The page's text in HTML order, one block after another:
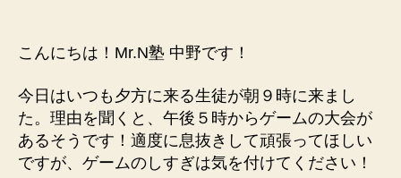
こんにちは！Mr.N塾 中野です！
今日はいつも夕方に来る生徒が朝９時に来まし
た。理由を聞くと、午後５時からゲームの大会が
あるそうです！適度に息抜きして頑張ってほしい
ですが、ゲームのしすぎは気を付けてください！